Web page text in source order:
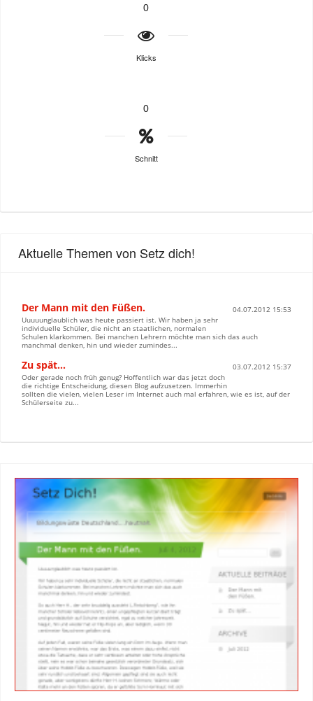
0
Klicks
0
Schnitt
Aktuelle Themen von Setz dich!
Der Mann mit den Füßen.
04.07.2012 15:53
Uuuuunglaublich was heute passiert ist. Wir haben ja sehr
individuelle Schüler, die nicht an staatlichen, normalen
Schulen klarkommen. Bei manchen Lehrern möchte man sich das auch
manchmal denken, hin und wieder zumindes...
Zu spät…
03.07.2012 15:37
Oder gerade noch früh genug? Hoffentlich war das jetzt doch
die richtige Entscheidung, diesen Blog aufzusetzen. Immerhin
sollten die vielen, vielen Leser im Internet auch mal erfahren, wie es ist, auf der
Schülerseite zu...